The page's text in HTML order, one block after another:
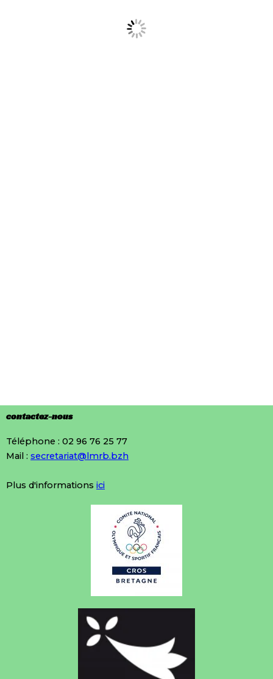
contactez-nous
Téléphone : 02 96 76 25 77
Mail : secretariat@lmrb.bzh
Plus d'informations ici